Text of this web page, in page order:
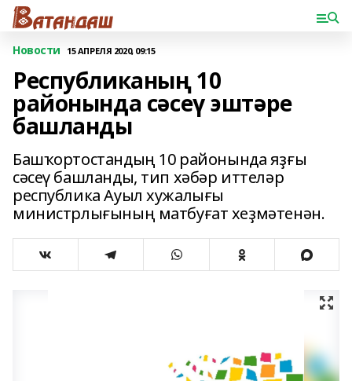
Новости 15 АПРЕЛЯ 2020, 09:15
Республиканың 10
районында сәсеү эштәре
башланды
Башҡортостандың 10 районында яҙғы
сәсеү башланды, тип хәбәр иттеләр
республика Ауыл хужалығы
министрлығының матбуғат хеҙмәтенән.